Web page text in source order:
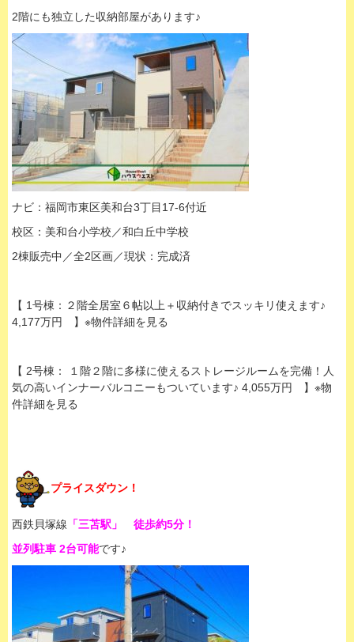
2階にも独立した収納部屋があります♪
ナビ：福岡市東区美和台3丁目17-6付近
校区：美和台小学校／和白丘中学校
2棟販売中／全2区画／現状：完成済
【 1号棟：２階全居室６帖以上＋収納付きでスッキリ使えます♪
4,177万円 】※物件詳細を見る
【 2号棟： １階２階に多様に使えるストレージルームを完備！人
気の高いインナーバルコニーもついています♪ 4,055万円 】※物
件詳細を見る
プライスダウン！
西鉄貝塚線 「三苫駅」 徒歩約5分！
並列駐車 2台可能です♪